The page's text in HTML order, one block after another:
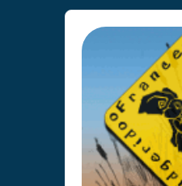
France
Didgeridoo et